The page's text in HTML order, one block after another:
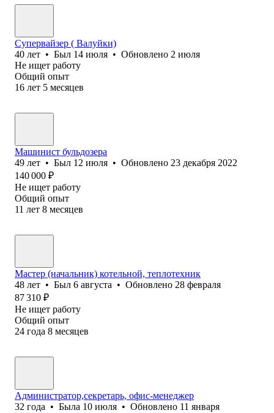
Супервайзер‎ ( Валуйки)
40 лет • Был 14 июля • Обновлено 2 июля
Не ищет работу
Общий опыт
16 лет 5 месяцев
Машинист бульдозерa
49 лет • Был 12 июля • Обновлено 23 декабря 2022
140 000 ₽
Не ищет работу
Общий опыт
11 лет 8 месяцев
Мастер (начальник) котельной, теплотехник
48 лет • Был 6 августа • Обновлено 28 февраля
87 310 ₽
Не ищет работу
Общий опыт
24 года 8 месяцев
Администратор,секретарь, офис-менеджер
32 года • Была 10 июля • Обновлено 11 января